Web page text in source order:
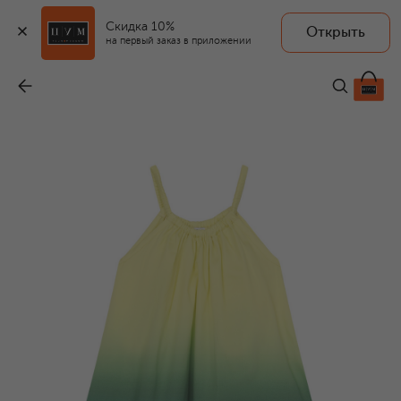
Скидка 10%
на первый заказ в приложении
Открыть
15 950 ₽